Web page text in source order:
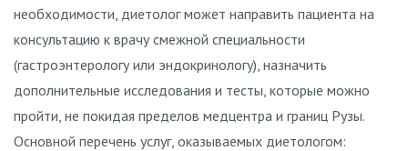
необходимости, диетолог может направить пациента на
консультацию к врачу смежной специальности
(гастроэнтерологу или эндокринологу), назначить
дополнительные исследования и тесты, которые можно
пройти, не покидая пределов медцентра и границ Рузы.
Основной перечень услуг, оказываемых диетологом: